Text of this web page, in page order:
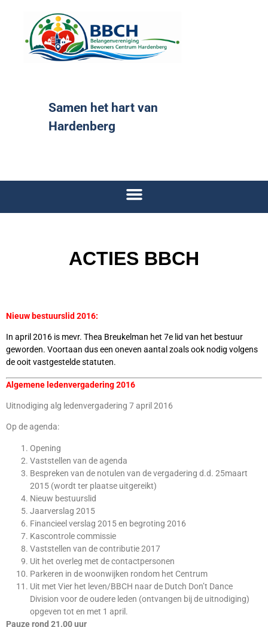
Samen het hart van
Hardenberg
ACTIES BBCH
Nieuw bestuurslid 2016:
In april 2016 is mevr. Thea Breukelman het 7e lid van het bestuur
geworden. Voortaan dus een oneven aantal zoals ook nodig volgens
de ooit vastgestelde statuten.
Algemene ledenvergadering 2016
Uitnodiging alg ledenvergadering 7 april 2016
Op de agenda:
Opening
Vaststellen van de agenda
Bespreken van de notulen van de vergadering d.d. 25maart
2015 (wordt ter plaatse uitgereikt)
Nieuw bestuurslid
Jaarverslag 2015
Financieel verslag 2015 en begroting 2016
Kascontrole commissie
Vaststellen van de contributie 2017
Uit het overleg met de contactpersonen
Parkeren in de woonwijken rondom het Centrum
Uit met Vier het leven/BBCH naar de Dutch Don’t Dance
Division voor de oudere leden (ontvangen bij de uitnodiging)
opgeven tot en met 1 april.
Pauze rond 21.00 uur